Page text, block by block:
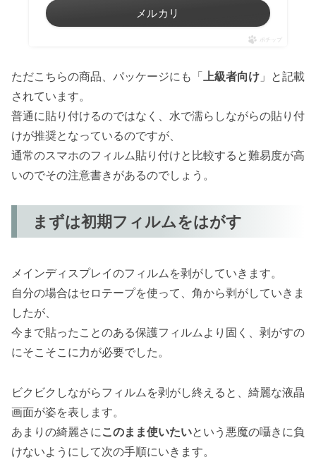
メルカリ
ポチップ
ただこちらの商品、パッケージにも「 上級者向け 」と記載
されています。
普通に貼り付けるのではなく、水で濡らしながらの貼り付
けが推奨となっているのですが、
通常のスマホのフィルム貼り付けと比較すると難易度が高
いのでその注意書きがあるのでしょう。
まずは初期フィルムをはがす
メインディスプレイのフィルムを剥がしていきます。
自分の場合はセロテープを使って、角から剥がしていきま
したが、
今まで貼ったことのある保護フィルムより固く、剥がすの
にそこそこに力が必要でした。
ビクビクしながらフィルムを剥がし終えると、綺麗な液晶
画面が姿を表します。
あまりの綺麗さに このまま使いたいという悪魔の囁きに負
けないようにして次の手順にいきます。